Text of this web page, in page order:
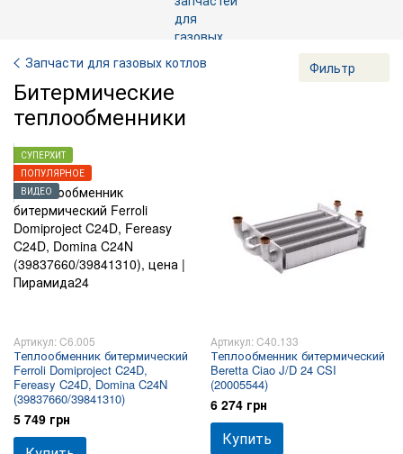
Фильтр
Запчасти для газовых котлов
Битермические
теплообменники
СУПЕРХИТ
ПОПУЛЯРНОЕ
ВИДЕО
Артикул: C6.005
Теплообменник битермический
Ferroli Domiproject C24D,
Fereasy C24D, Domina C24N
(39837660/39841310)
5 749 грн
Артикул: C40.133
Теплообменник битермический
Beretta Ciao J/D 24 CSI
(20005544)
6 274 грн
Купить